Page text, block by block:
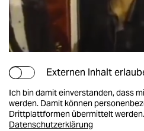
Externen Inhalt
Ich bin damit einverstanden, dass
werden. Damit können
Drittplattformen übermittelt werden.
Datenschutzerklärung